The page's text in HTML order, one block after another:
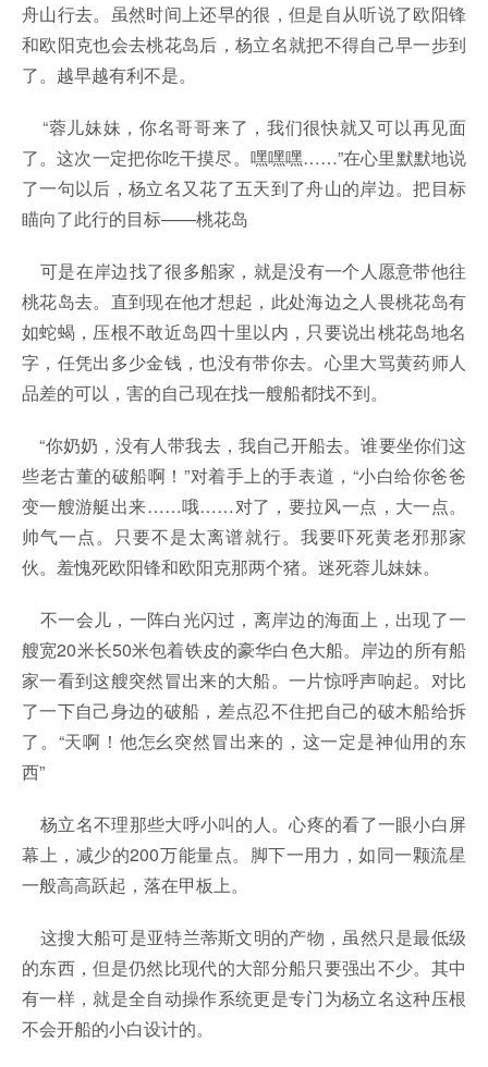
舟山行去。虽然时间上还早的很，但是自从听说了欧阳锋
和欧阳克也会去桃花岛后，杨立名就把不得自己早一步到
了。越早越有利不是。
“蓉儿妹妹，你名哥哥来了，我们很快就又可以再见面
了。这次一定把你吃干摸尽。嘿嘿嘿……”在心里默默地说
了一句以后，杨立名又花了五天到了舟山的岸边。把目标
瞄向了此行的目标——桃花岛
可是在岸边找了很多船家，就是没有一个人愿意带他往
桃花岛去。直到现在他才想起，此处海边之人畏桃花岛有
如蛇蝎，压根不敢近岛四十里以内，只要说出桃花岛地名
字，任凭出多少金钱，也没有带你去。心里大骂黄药师人
品差的可以，害的自己现在找一艘船都找不到。
“你奶奶，没有人带我去，我自己开船去。谁要坐你们这
些老古董的破船啊！”对着手上的手表道，“小白给你爸爸
变一艘游艇出来……哦……对了，要拉风一点，大一点。
帅气一点。只要不是太离谱就行。我要吓死黄老邪那家
伙。羞愧死欧阳锋和欧阳克那两个猪。迷死蓉儿妹妹。
不一会儿，一阵白光闪过，离岸边的海面上，出现了一
艘宽20米长50米包着铁皮的豪华白色大船。岸边的所有船
家一看到这艘突然冒出来的大船。一片惊呼声响起。对比
了一下自己身边的破船，差点忍不住把自己的破木船给拆
了。“天啊！他怎幺突然冒出来的，这一定是神仙用的东
西”
杨立名不理那些大呼小叫的人。心疼的看了一眼小白屏
幕上，减少的200万能量点。脚下一用力，如同一颗流星
一般高高跃起，落在甲板上。
这搜大船可是亚特兰蒂斯文明的产物，虽然只是最低级
的东西，但是仍然比现代的大部分船只要强出不少。其中
有一样，就是全自动操作系统更是专门为杨立名这种压根
不会开船的小白设计的。